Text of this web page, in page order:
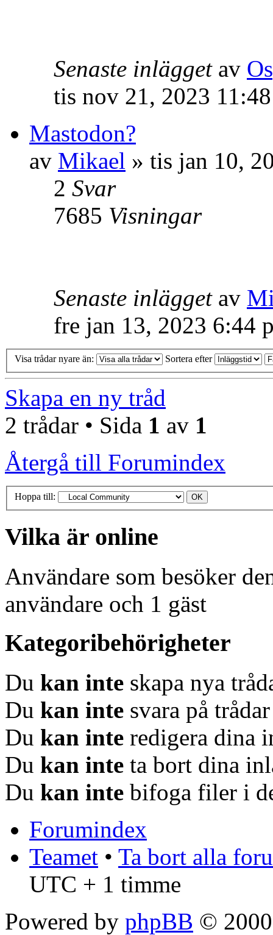
Senaste inlägget av
tis nov 21, 2023
Mastodon?
av Mikael » tis jan 10,
2 Svar
7685 Visningar
Senaste inlägget av
fre jan 13, 2023 6:44
Visa trådar nyare än: Sortera efter
Skapa en ny tråd
2 trådar • Sida 1 av 1
Återgå till Forumindex
Hoppa till:
Vilka är online
Användare som besöker
användare och 1 gäst
Kategoribehörigheter
Du kan inte skapa nya
Du kan inte svara på
Du kan inte redigera dina
Du kan inte ta bort dina
Du kan inte bifoga filer i
Forumindex
Teamet • Ta bort alla
UTC + 1 timme
Powered by phpBB ©